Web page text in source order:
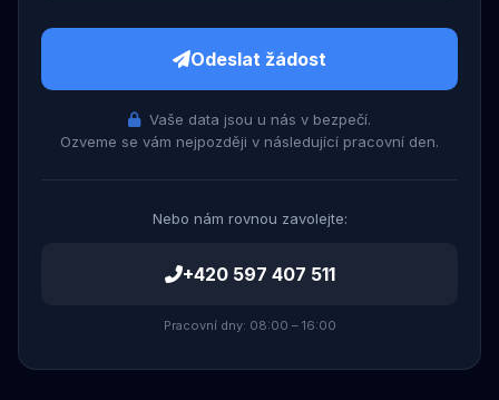
Odeslat žádost
Vaše data jsou u nás v bezpečí.
Ozveme se vám nejpozději v následující pracovní den.
Nebo nám rovnou zavolejte:
+420 597 407 511
Pracovní dny: 08:00 – 16:00